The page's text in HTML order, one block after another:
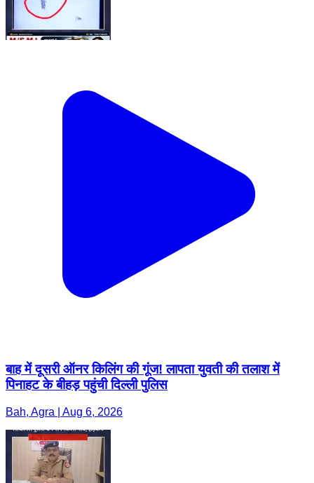
बाह में दूसरी ऑनर किलिंग की गूंज! लापता युवती की तलाश में
पिनाहट के बीहड़ पहुंची दिल्ली पुलिस
Bah, Agra | Aug 6, 2026